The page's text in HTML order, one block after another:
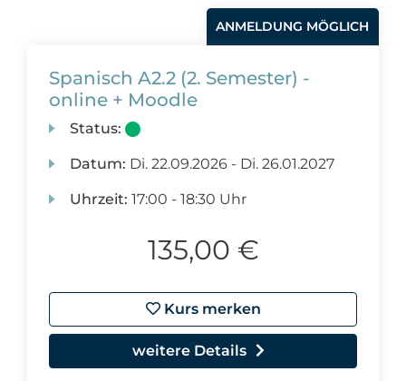
ANMELDUNG MÖGLICH
Spanisch A2.2 (2. Semester) -
online + Moodle
Status:
Datum: Di. 22.09.2026 - Di. 26.01.2027
Uhrzeit: 17:00 - 18:30 Uhr
135,00 €
Kurs merken
weitere Details